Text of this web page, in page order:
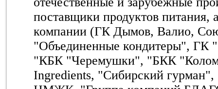
поставщики продуктов
компании (ГК Дымов, Валио,
"Объединенные кондитеры", ГК
"КБК "Черемушки", "БКК
Ingredients, "Сибирский